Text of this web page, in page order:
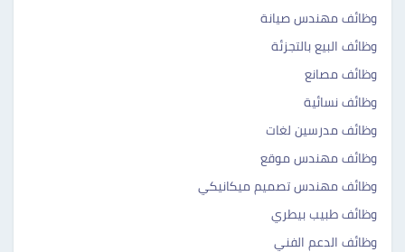
وظائف مهندس صيانة
وظائف البيع بالتجزئة
وظائف مصانع
وظائف نسائية
وظائف مدرسين لغات
وظائف مهندس موقع
وظائف مهندس تصميم ميكانيكي
وظائف طبيب بيطري
وظائف الدعم الفني